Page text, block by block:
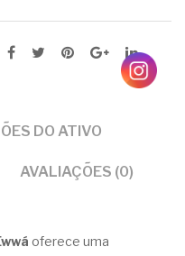
DO ATIVO
AVALIAÇÕES (0)
oferece uma